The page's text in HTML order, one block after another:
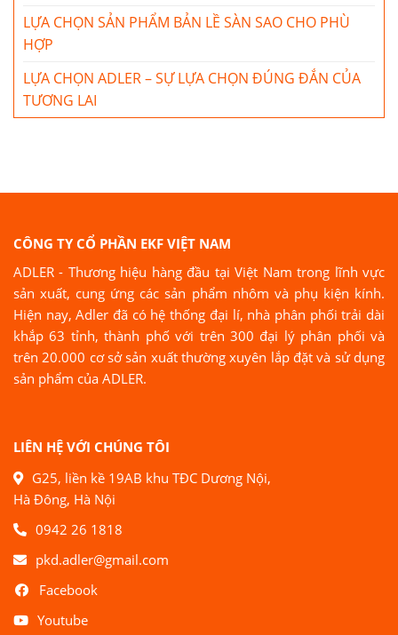
LỰA CHỌN SẢN PHẨM BẢN LỀ SÀN SAO CHO PHÙ
HỢP
LỰA CHỌN ADLER – SỰ LỰA CHỌN ĐÚNG ĐẮN CỦA
TƯƠNG LAI
CÔNG TY CỔ PHẦN EKF VIỆT NAM
ADLER - Thương hiệu hàng đầu tại Việt Nam trong lĩnh vực
sản xuất, cung ứng các sản phẩm nhôm và phụ kiện kính.
Hiện nay, Adler đã có hệ thống đại lí, nhà phân phối trải dài
khắp 63 tỉnh, thành phố với trên 300 đại lý phân phối và
trên 20.000 cơ sở sản xuất thường xuyên lắp đặt và sử dụng
sản phẩm của ADLER.
LIÊN HỆ VỚI CHÚNG TÔI
G25, liền kề 19AB khu TĐC Dương Nội,
Hà Đông, Hà Nội
0942 26 1818
pkd.adler@gmail.com
Facebook
Youtube